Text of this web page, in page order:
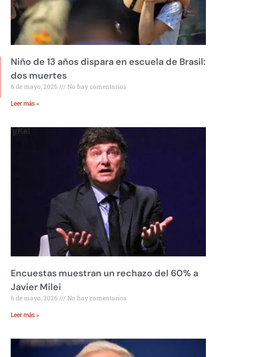
Niño de 13 años dispara en escuela de Brasil:
dos muertes
6 de mayo, 2026 No hay comentarios
Leer más »
Encuestas muestran un rechazo del 60% a
Javier Milei
6 de mayo, 2026 No hay comentarios
Leer más »